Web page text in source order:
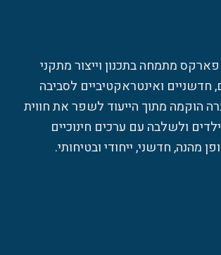
מתמחה בתכנון וייצור מתקני
ואינטראקטיביים לסביבה
הוקמה מתוך הייעוד לשפר את חווית
ולשלבה עם ערכים חינוכיים
מהנה, חדשני, ייחודי ובטיחותי.